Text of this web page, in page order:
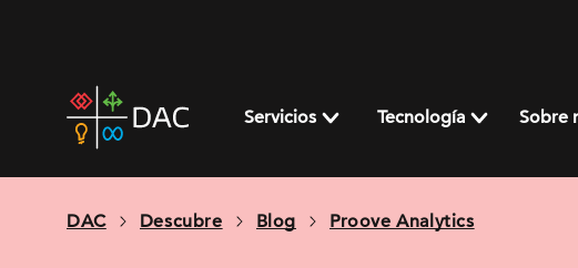
home
page
Servicios Tecnología Sobre
DAC Descubre Blog Proove Analytics